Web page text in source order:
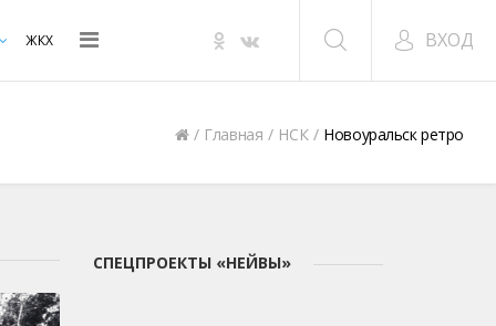
ЖКХ ВХОД
Главная НСК Новоуральск ретро
СПЕЦПРОЕКТЫ «НЕЙВЫ»